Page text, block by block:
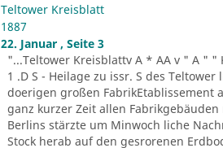
Teltower Kreisblatt
1887
22. Januar , Seite 3
"...Teltower Kreisblattv A * AA v " A " "
1 .D S - Heilage zu issr. S des
doerigen großen FabrikEtablissement
ganz kurzer Zeit allen
Berlins stärzte um Minwoch liche
Stock herab auf den gesrorenen